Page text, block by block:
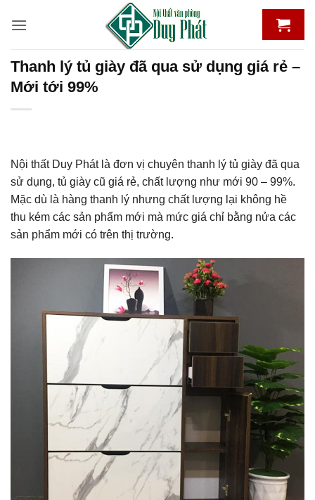
qua
dungThanh lý tủ giày đã qua sử dụng giá rẻ –
Mới tới 99%
Nội thất Duy Phát là đơn vị chuyên thanh lý tủ giày đã qua
sử dụng, tủ giày cũ giá rẻ, chất lượng như mới 90 – 99%.
Mặc dù là hàng thanh lý nhưng chất lượng lại không hề
thu kém các sản phẩm mới mà mức giá chỉ bằng nửa các
sản phẩm mới có trên thị trường.